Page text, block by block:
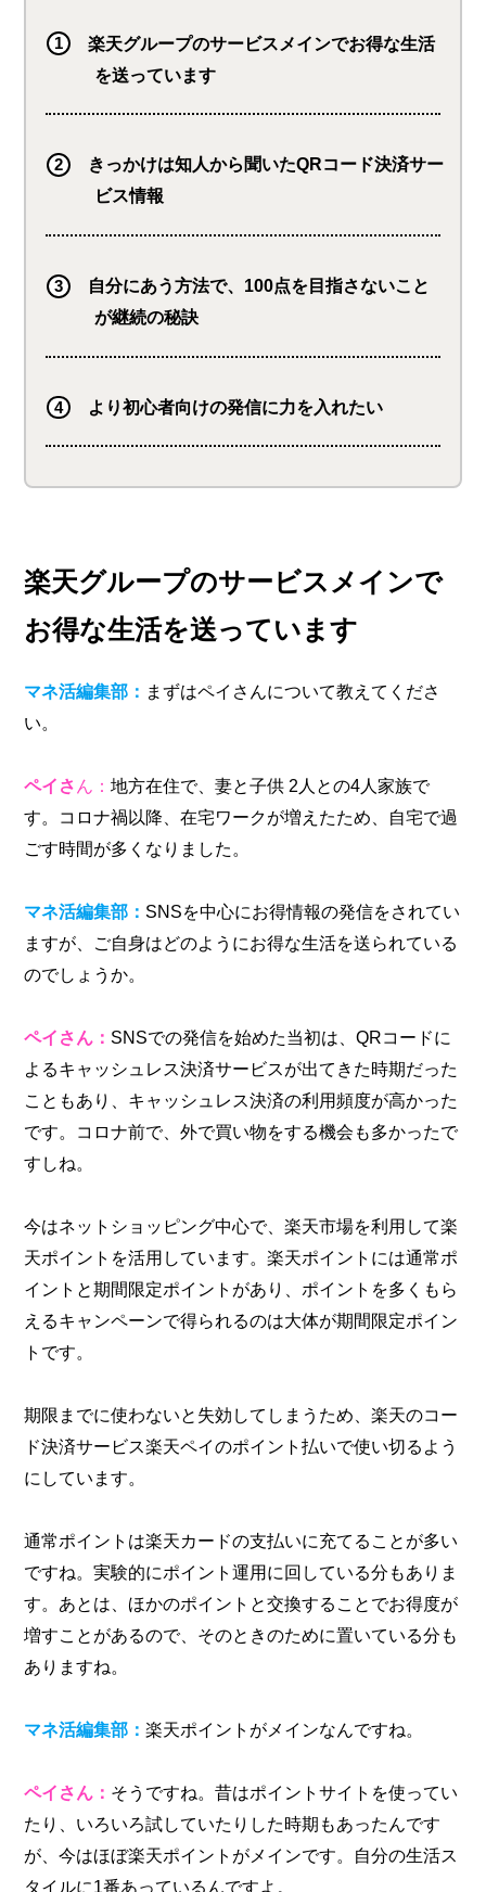
楽天グループのサービスメインでお得な生活
を送っています
きっかけは知人から聞いたQRコード決済サー
ビス情報
自分にあう方法で、100点を目指さないこと
が継続の秘訣
より初心者向けの発信に力を入れたい
楽天グループのサービスメインで
お得な生活を送っています
マネ活編集部 ： まずはペイさんについて教えてくださ
い。
ペイさ ん：地方在住で、妻と子供 2人との4人家族で
す。コロナ禍以降、在宅ワークが増えたため、自宅で過
ごす時間が多くなりました。
マネ活編集部： SNSを中心にお得情報の発信をされてい
ますが、ご自身はどのようにお得な生活を送られている
のでしょうか。
ペイさん： SNSでの発信を始めた当初は、QRコードに
よるキャッシュレス決済サービスが出てきた時期だった
こともあり、キャッシュレス決済の利用頻度が高かった
です。コロナ前で、外で買い物をする機会も多かったで
すしね。
今はネットショッピング中心で、楽天市場を利用して楽
天ポイントを活用しています。楽天ポイントには通常ポ
イントと期間限定ポイントがあり、ポイントを多くもら
えるキャンペーンで得られるのは大体が期間限定ポイン
トです。
期限までに使わないと失効してしまうため、楽天のコー
ド決済サービス楽天ペイのポイント払いで使い切るよう
にしています。
通常ポイントは楽天カードの支払いに充てることが多い
ですね。実験的にポイント運用に回している分もありま
す。あとは、ほかのポイントと交換することでお得度が
増すことがあるので、そのときのために置いている分も
ありますね。
マネ活編集部：楽天ポイントがメインなんですね。
ペイさん： そうですね。昔はポイントサイトを使ってい
たり、いろいろ試していたりした時期もあったんです
が、今はほぼ楽天ポイントがメインです。自分の生活ス
タイルに1番あっているんですよ。